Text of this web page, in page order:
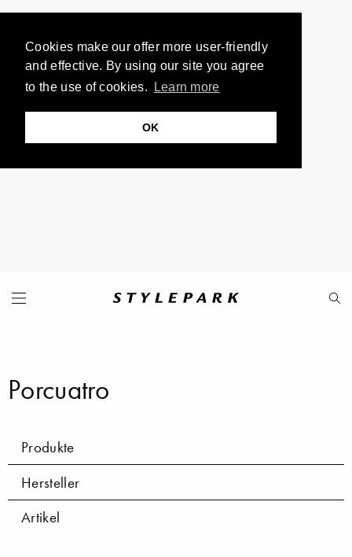
Cookies make our offer more user-friendly
and effective. By using our site you agree
to the use of cookies.
Learn more
OK
Porcuatro
Produkte
Hersteller
Artikel